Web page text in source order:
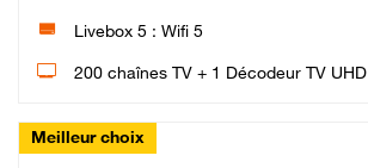
Livebox 5 : Wifi 5
200 chaînes TV + 1 Décodeur TV UHD
Meilleur choix